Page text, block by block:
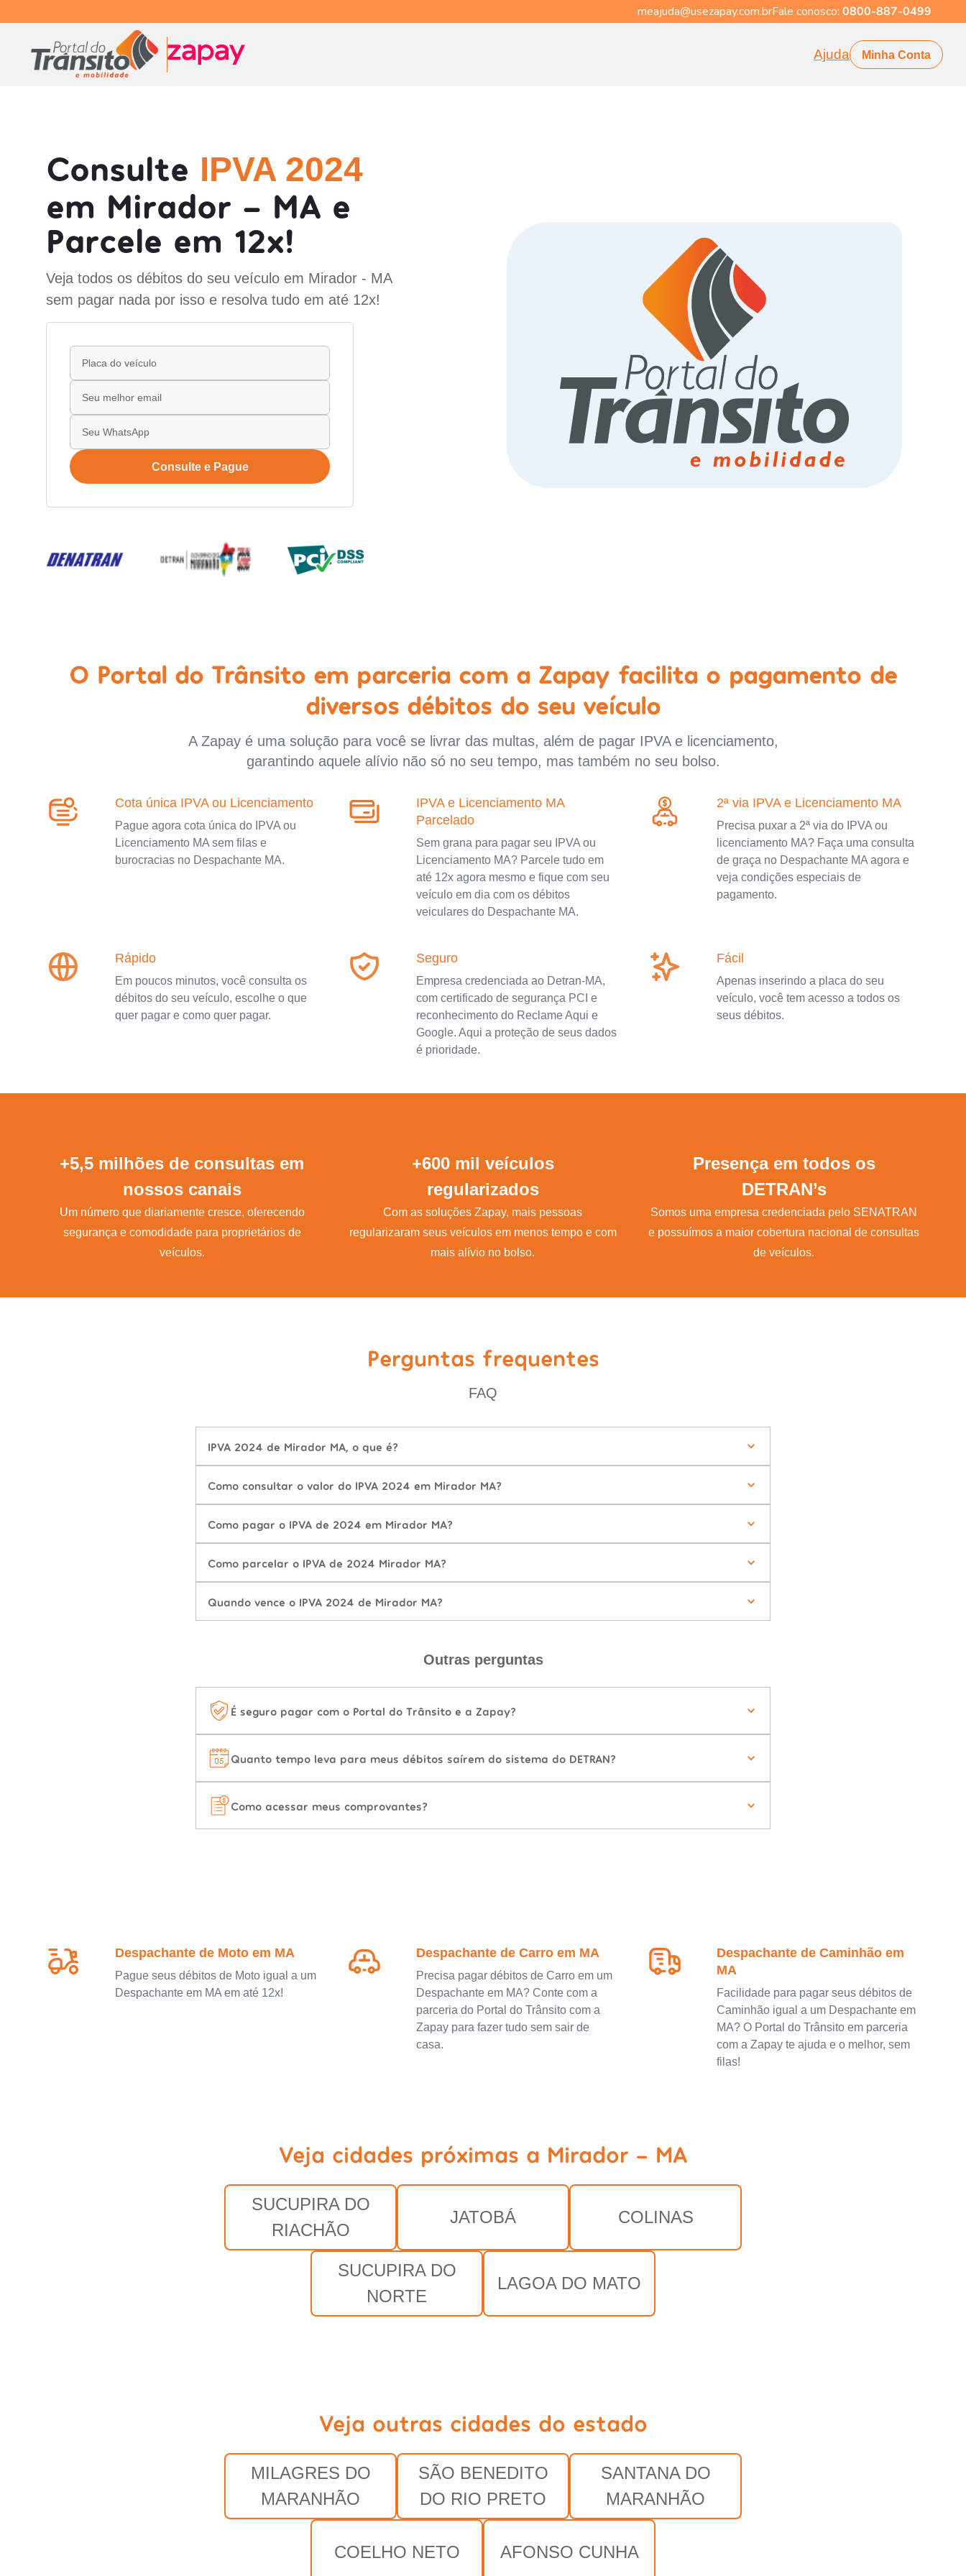
meajuda@usezapay.com.brFale conosco: 0800-887-0499
Ajuda Minha Conta
Consulte IPVA 2024
em Mirador - MA e
Parcele em 12x!
Veja todos os débitos do seu veículo em Mirador - MA
sem pagar nada por isso e resolva tudo em até 12x!
Consulte e Pague
O Portal do Trânsito em parceria com a Zapay facilita o pagamento de
diversos débitos do seu veículo
A Zapay é uma solução para você se livrar das multas, além de pagar IPVA e licenciamento,
garantindo aquele alívio não só no seu tempo, mas também no seu bolso.
Cota única IPVA ou Licenciamento
Pague agora cota única do IPVA ou
Licenciamento MA sem filas e
burocracias no Despachante MA.
IPVA e Licenciamento MA
Parcelado
Sem grana para pagar seu IPVA ou
Licenciamento MA? Parcele tudo em
até 12x agora mesmo e fique com seu
veículo em dia com os débitos
veiculares do Despachante MA.
2ª via IPVA e Licenciamento MA
Precisa puxar a 2ª via do IPVA ou
licenciamento MA? Faça uma consulta
de graça no Despachante MA agora e
veja condições especiais de
pagamento.
Rápido
Em poucos minutos, você consulta os
débitos do seu veículo, escolhe o que
quer pagar e como quer pagar.
Seguro
Empresa credenciada ao Detran-MA,
com certificado de segurança PCI e
reconhecimento do Reclame Aqui e
Google. Aqui a proteção de seus dados
é prioridade.
Fácil
Apenas inserindo a placa do seu
veículo, você tem acesso a todos os
seus débitos.
+5,5 milhões de consultas em
nossos canais
Um número que diariamente cresce, oferecendo
segurança e comodidade para proprietários de
veículos.
+600 mil veículos
regularizados
Com as soluções Zapay, mais pessoas
regularizaram seus veículos em menos tempo e com
mais alívio no bolso.
Presença em todos os
DETRAN’s
Somos uma empresa credenciada pelo SENATRAN
e possuímos a maior cobertura nacional de consultas
de veículos.
Perguntas frequentes
FAQ
IPVA 2024 de Mirador MA, o que é?
Como consultar o valor do IPVA 2024 em Mirador MA?
Como pagar o IPVA de 2024 em Mirador MA?
Como parcelar o IPVA de 2024 Mirador MA?
Quando vence o IPVA 2024 de Mirador MA?
Outras perguntas
É seguro pagar com o Portal do Trânsito e a Zapay?
Quanto tempo leva para meus débitos saírem do sistema do DETRAN?
Como acessar meus comprovantes?
Despachante de Moto em MA
Pague seus débitos de Moto igual a um
Despachante em MA em até 12x!
Despachante de Carro em MA
Precisa pagar débitos de Carro em um
Despachante em MA? Conte com a
parceria do Portal do Trânsito com a
Zapay para fazer tudo sem sair de
casa.
Despachante de Caminhão em
MA
Facilidade para pagar seus débitos de
Caminhão igual a um Despachante em
MA? O Portal do Trânsito em parceria
com a Zapay te ajuda e o melhor, sem
filas!
Veja cidades próximas a Mirador - MA
SUCUPIRA DO
RIACHÃO
JATOBÁ COLINAS
SUCUPIRA DO
NORTE
LAGOA DO MATO
Veja outras cidades do estado
MILAGRES DO
MARANHÃO
SÃO BENEDITO
DO RIO PRETO
SANTANA DO
MARANHÃO
COELHO NETO AFONSO CUNHA